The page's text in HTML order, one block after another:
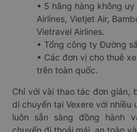
• 5 hãng hàng không
Airlines, Vietjet Air,
Vietravel Airlines.
• Tổng công ty Đường
• Các đơn vị cho thuê
trên toàn quốc.
Chỉ với vài thao tác đơn giản,
di chuyển tại Vexere với nhiều
luôn sẵn sàng đồng hành
chuyến đi thoải mái, an toàn